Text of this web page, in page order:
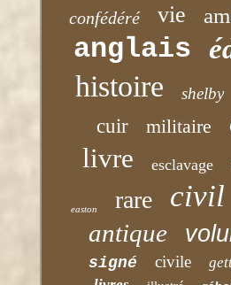
confédéré vie
anglais
histoire shelby
cuir militaire
livre esclavage
easton rare civil
antique
signé civile